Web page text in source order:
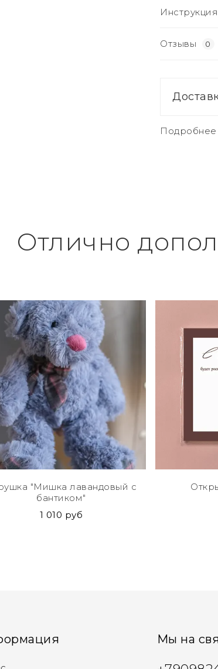
Отзывы 0
Подробнее
Отлично
"Мишка лавандовый с
бантиком"
1 010 руб
Мы на